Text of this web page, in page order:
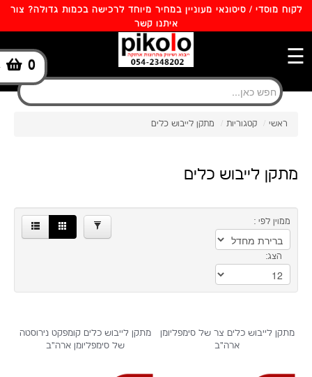
לקוח מוסדי / סיטונאי מעוניין במחיר מיוחד לרכישה בכמות גדולה? צור
איתנו קשר
0 ☰
ראשי / קטגוריות / מתקן לייבוש כלים
מתקן לייבוש כלים
ממוין לפי :
הצג:
×
מותגים